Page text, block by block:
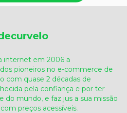
internet em 2006 a
pioneiros no e-commerce de
com quase 2 décadas de
pela confiança e por ter
do mundo, e faz jus a sua missão
preços acessíveis.